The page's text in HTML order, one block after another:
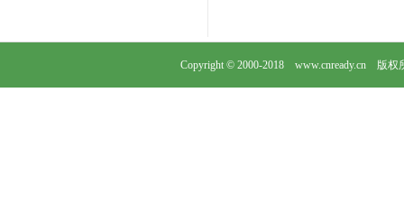
Copyright © 2000-2018 www.cnready.cn 版